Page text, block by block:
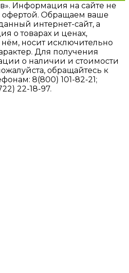
Информация на сайте не
офертой. Обращаем ваше
интернет-сайт, а
о товарах и ценах,
носит исключительно
Для получения
о наличии и стоимости
обращайтесь к
8(800) 101-82-21;
22-18-97.